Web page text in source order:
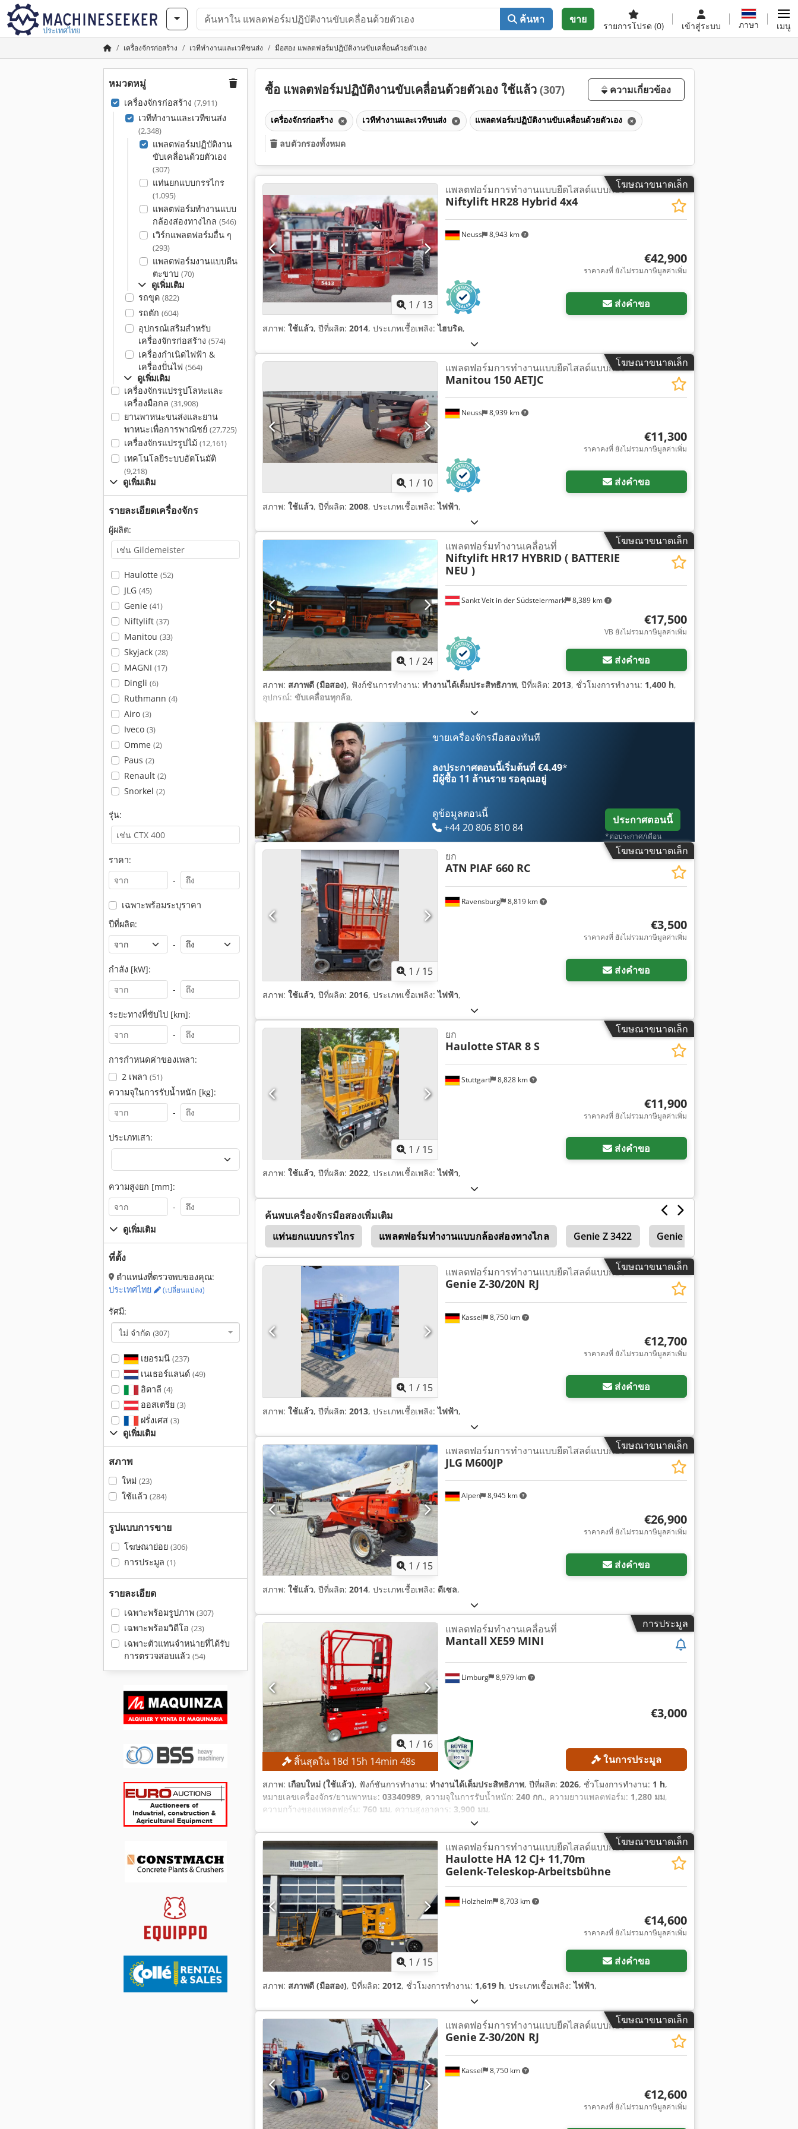
ประเทศไทย
ค้นหา ขาย
รายการโปรด (0) เข้าสู่ระบบ ภาษา เมนู
เครื่องจักรก่อสร้าง เวทีทำงานและเวทีขนส่ง มือสอง แพลตฟอร์มปฏิบัติงานขับเคลื่อนด้วยตัวเอง
หมวดหมู่
เครื่องจักรก่อสร้าง (7,911)
เวทีทำงานและเวทีขนส่ง
(2,348)
แพลตฟอร์มปฏิบัติงาน
ขับเคลื่อนด้วยตัวเอง
(307)
แท่นยกแบบกรรไกร
(1,095)
แพลตฟอร์มทำงานแบบ
กล้องส่องทางไกล (546)
เวิร์กแพลตฟอร์มอื่น ๆ
(293)
แพลตฟอร์มงานแบบตีน
ตะขาบ (70)
ดูเพิ่มเติม
รถขุด (822)
รถตัก (604)
อุปกรณ์เสริมสำหรับ
เครื่องจักรก่อสร้าง (574)
เครื่องกำเนิดไฟฟ้า &
เครื่องปั่นไฟ (564)
ดูเพิ่มเติม
เครื่องจักรแปรรูปโลหะและ
เครื่องมือกล (31,908)
ยานพาหนะขนส่งและยาน
พาหนะเพื่อการพาณิชย์ (27,725)
เครื่องจักรแปรรูปไม้ (12,161)
เทคโนโลยีระบบอัตโนมัติ
(9,218)
ดูเพิ่มเติม
รายละเอียดเครื่องจักร
ผู้ผลิต:
Haulotte (52)
JLG (45)
Genie (41)
Niftylift (37)
Manitou (33)
Skyjack (28)
MAGNI (17)
Dingli (6)
Ruthmann (4)
Airo (3)
Iveco (3)
Omme (2)
Paus (2)
Renault (2)
Snorkel (2)
รุ่น:
ราคา:
-
เฉพาะพร้อมระบุราคา
ปีที่ผลิต:
-
กำลัง [kW]:
-
ระยะทางที่ขับไป [km]:
-
การกำหนดค่าของเพลา:
2 เพลา (51)
ความจุในการรับน้ำหนัก [kg]:
-
ประเภทเสา:
ความสูงยก [mm]:
-
ดูเพิ่มเติม
ที่ตั้ง
ตำแหน่งที่ตรวจพบของคุณ:
ประเทศไทย
(เปลี่ยนแปลง)
รัศมี:
ไม่ จำกัด (307)
เยอรมนี (237)
เนเธอร์แลนด์ (49)
อิตาลี (4)
ออสเตรีย (3)
ฝรั่งเศส (3)
ดูเพิ่มเติม
สภาพ
ใหม่ (23)
ใช้แล้ว (284)
รูปแบบการขาย
โฆษณาย่อย (306)
การประมูล (1)
รายละเอียด
เฉพาะพร้อมรูปภาพ (307)
เฉพาะพร้อมวิดีโอ (23)
เฉพาะตัวแทนจำหน่ายที่ได้รับ
การตรวจสอบแล้ว (54)
ซื้อ แพลตฟอร์มปฏิบัติงานขับเคลื่อนด้วยตัวเอง ใช้แล้ว (307) ความเกี่ยวข้อง
เครื่องจักรก่อสร้าง เวทีทำงานและเวทีขนส่ง แพลตฟอร์มปฏิบัติงานขับเคลื่อนด้วยตัวเอง
ลบตัวกรองทั้งหมด
โฆษณาขนาดเล็ก
1 / 13
Neuss 8,943 km
แพลตฟอร์มการทำงานแบบยืดไสลด์แบบก้อง
Niftylift HR28 Hybrid 4x4
€42,900
ราคาคงที่ ยังไม่รวมภาษีมูลค่าเพิ่ม
ส่งคำขอ
สภาพ: ใช้แล้ว, ปีที่ผลิต: 2014, ประเภทเชื้อเพลิง:ไฮบริด,
โฆษณาขนาดเล็ก
1 / 10
Neuss 8,939 km
แพลตฟอร์มการทำงานแบบยืดไสลด์แบบก้อง
Manitou 150 AETJC
€11,300
ราคาคงที่ ยังไม่รวมภาษีมูลค่าเพิ่ม
ส่งคำขอ
สภาพ: ใช้แล้ว, ปีที่ผลิต: 2008, ประเภทเชื้อเพลิง:ไฟฟ้า,
โฆษณาขนาดเล็ก
1 /24
Sankt Veit in der Südsteiermark 8,389 km
แพลตฟอร์มทำงานเคลื่อนที่
Niftylift HR17 HYBRID ( BATTERIE
NEU )
€17,500
VB ยังไม่รวมภาษีมูลค่าเพิ่ม
ส่งคำขอ
สภาพ: สภาพดี (มือสอง), ฟังก์ชันการทำงาน: ทำงานได้เต็มประสิทธิภาพ, ปีที่ผลิต: 2013, ชั่วโมงการทำงาน: 1,400 h,
อุปกรณ์: ขับเคลื่อนทุกล้อ,
ขายเครื่องจักรมือสองทันที
ลงประกาศตอนนี้เริ่มต้นที่ €4.49*
มีผู้ซื้อ 11 ล้านราย รอคุณอยู่
ดูข้อมูลตอนนี้
+44 20 806 810 84
ประกาศตอนนี้
*ต่อประกาศ/เดือน
โฆษณาขนาดเล็ก
1 / 15
Ravensburg 8,819 km
ยก
ATN PIAF 660 RC
€3,500
ราคาคงที่ ยังไม่รวมภาษีมูลค่าเพิ่ม
ส่งคำขอ
สภาพ: ใช้แล้ว, ปีที่ผลิต: 2016, ประเภทเชื้อเพลิง:ไฟฟ้า,
โฆษณาขนาดเล็ก
1 / 15
Stuttgart 8,828 km
ยก
Haulotte STAR 8 S
€11,900
ราคาคงที่ ยังไม่รวมภาษีมูลค่าเพิ่ม
ส่งคำขอ
สภาพ: ใช้แล้ว, ปีที่ผลิต: 2022, ประเภทเชื้อเพลิง:ไฟฟ้า,
ค้นพบเครื่องจักรมือสองเพิ่มเติม
แท่นยกแบบกรรไกร
แพลตฟอร์มทำงานแบบกล้องส่องทางไกล Genie Z 3422 Genie Z 4525
Genie Tml 4000
โฆษณาขนาดเล็ก
1 / 15
Kassel 8,750 km
แพลตฟอร์มการทำงานแบบยืดไสลด์แบบก้อง
Genie Z-30/20N RJ
€12,700
ราคาคงที่ ยังไม่รวมภาษีมูลค่าเพิ่ม
ส่งคำขอ
สภาพ: ใช้แล้ว, ปีที่ผลิต: 2013, ประเภทเชื้อเพลิง:ไฟฟ้า,
โฆษณาขนาดเล็ก
1 / 15
Alpen 8,945 km
แพลตฟอร์มการทำงานแบบยืดไสลด์แบบก้อง
JLG M600JP
€26,900
ราคาคงที่ ยังไม่รวมภาษีมูลค่าเพิ่ม
ส่งคำขอ
สภาพ: ใช้แล้ว, ปีที่ผลิต: 2014, ประเภทเชื้อเพลิง: ดีเซล,
การประมูล
1 / 16
สิ้นสุดใน 18d 15h 14min47s
Limburg 8,979 km
แพลตฟอร์มทำงานเคลื่อนที่
Mantall XE59 MINI
€3,000
ในการประมูล
สภาพ: เกือบใหม่ (ใช้แล้ว), ฟังก์ชันการทำงาน: ทำงานได้เต็มประสิทธิภาพ, ปีที่ผลิต: 2026, ชั่วโมงการทำงาน: 1 h,
หมายเลขเครื่องจักร/ยานพาหนะ: 03340989, ความจุในการรับน้ำหนัก: 240 กก., ความยาวแพลตฟอร์ม: 1,280 มม,
ความกว้างของแพลตฟอร์ม: 760 มม, ความสูงอาคาร: 3,900 มม,
โฆษณาขนาดเล็ก
1 / 15
Holzheim 8,703 km
แพลตฟอร์มการทำงานแบบยืดไสลด์แบบก้อง
Haulotte HA 12 CJ+ 11,70m
Gelenk-Teleskop-Arbeitsbühne
€14,600
ราคาคงที่ ยังไม่รวมภาษีมูลค่าเพิ่ม
ส่งคำขอ
สภาพ: สภาพดี (มือสอง), ปีที่ผลิต: 2012, ชั่วโมงการทำงาน: 1,619 h, ประเภทเชื้อเพลิง:ไฟฟ้า,
โฆษณาขนาดเล็ก
Kassel 8,750 km
แพลตฟอร์มการทำงานแบบยืดไสลด์แบบก้อง
Genie Z-30/20N RJ
€12,600
ราคาคงที่ ยังไม่รวมภาษีมูลค่าเพิ่ม